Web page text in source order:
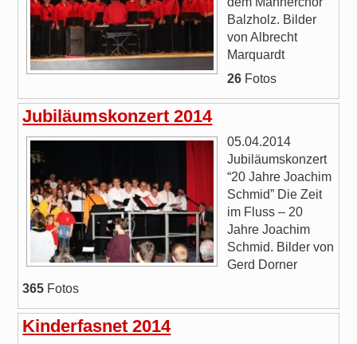
Balzholz. Bilder
von Albrecht
Marquardt
26 Fotos
Jubiläumskonzert 2014
05.04.2014
Jubiläumskonzert
“20 Jahre Joachim
Schmid” Die Zeit
im Fluss – 20
Jahre Joachim
Schmid. Bilder von
Gerd Dorner
365 Fotos
Kinderfasnet 2014